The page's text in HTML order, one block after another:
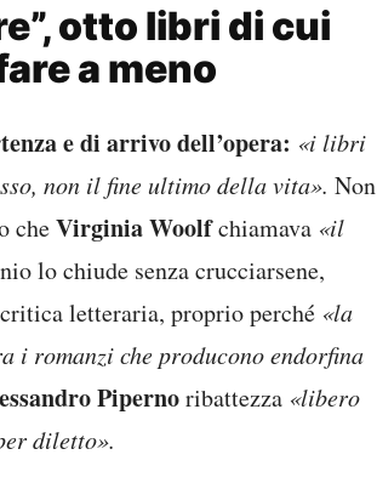
otto libri di cui
a meno
e di arrivo dell’opera: «i libri
non il fine ultimo della vita». Non
cheVirginia Woolfchiamava «il
lo chiude senza crucciarsene,
letteraria, proprio perché «la
i romanzi che producono endorfina
Pipernoribattezza «libero
diletto».